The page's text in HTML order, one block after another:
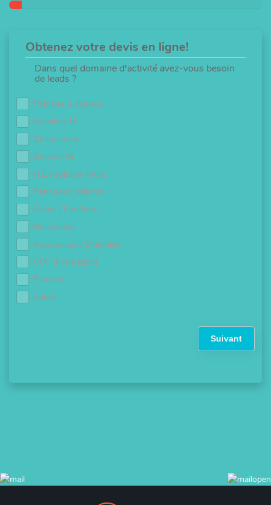
Obtenez votre devis en ligne!
Dans quel domaine d'activité avez-vous besoin
de leads ?
Pompes à chaleur
Isolation 1€
Chaudières
Douche 0€
ITE (Isolation Murs)
Panneaux solaires
Volets / Fenêtres
Rénovation
Assurances / Mutuelles
CPF (Formation)
Finance
Autres
Suivant